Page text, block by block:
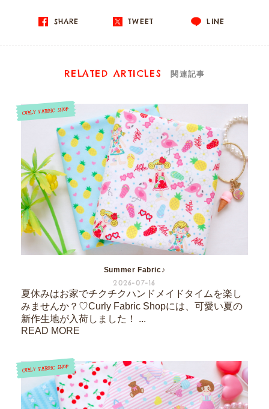
SHARE TWEET LINE
RELATED ARTICLES 関連記事
Summer Fabric♪
2026-07-16
夏休みはお家でチクチクハンドメイドタイムを楽し
みませんか？♡Curly Fabric Shopには、可愛い夏の
新作生地が入荷しました！ ...
READ MORE